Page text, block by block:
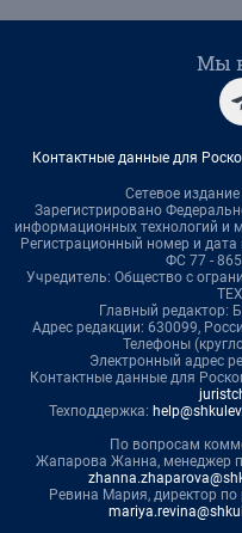
Мы
Контактные данные для
Сетевое
Зарегистрировано
информационных технологий и
Регистрационный номер и
ФС 77 -
Учредитель: Общество с
Главный редактор:
Адрес редакции: 630099,
Телефоны
Электронный адрес
Контактные данные для
Техподдержка:
По вопросам
Жапарова Жанна, менеджер
Ревина Мария, директор